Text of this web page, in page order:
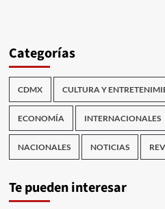
Categorías
CDMX CULTURA Y
ECONOMÍA INTERNACIONALES
NACIONALES NOTICIAS
Te pueden interesar